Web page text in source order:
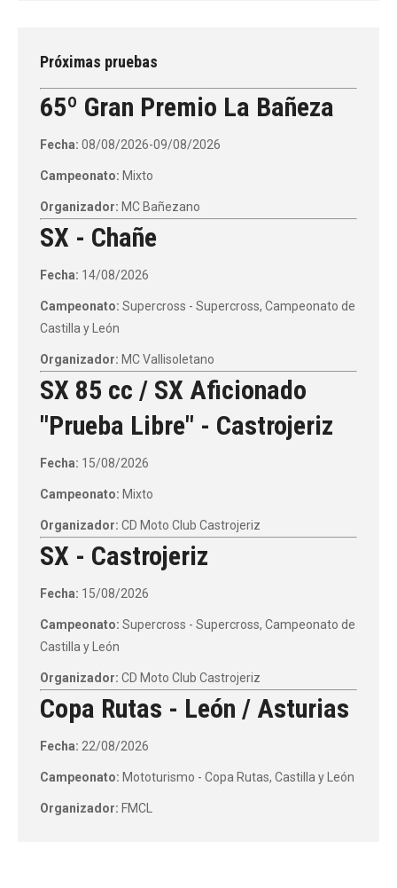
Próximas pruebas
65º Gran Premio La Bañeza
Fecha: 08/08/2026-09/08/2026
Campeonato: Mixto
Organizador: MC Bañezano
SX - Chañe
Fecha: 14/08/2026
Campeonato: Supercross - Supercross, Campeonato de
Castilla y León
Organizador: MC Vallisoletano
SX 85 cc / SX Aficionado
"Prueba Libre" - Castrojeriz
Fecha: 15/08/2026
Campeonato: Mixto
Organizador: CD Moto Club Castrojeriz
SX - Castrojeriz
Fecha: 15/08/2026
Campeonato: Supercross - Supercross, Campeonato de
Castilla y León
Organizador: CD Moto Club Castrojeriz
Copa Rutas - León / Asturias
Fecha: 22/08/2026
Campeonato: Mototurismo - Copa Rutas, Castilla y León
Organizador: FMCL